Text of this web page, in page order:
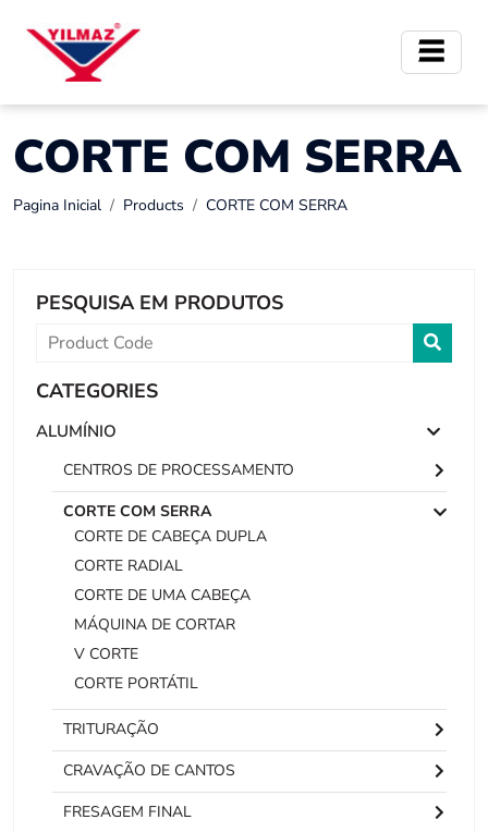
CORTE COM SERRA
Pagina Inicial Products CORTE COM SERRA
PESQUISA EM PRODUTOS
CATEGORIES
ALUMÍNIO
CENTROS DE PROCESSAMENTO
CORTE COM SERRA
CORTE DE CABEÇA DUPLA
CORTE RADIAL
CORTE DE UMA CABEÇA
MÁQUINA DE CORTAR
V CORTE
CORTE PORTÁTIL
TRITURAÇÃO
CRAVAÇÃO DE CANTOS
FRESAGEM FINAL